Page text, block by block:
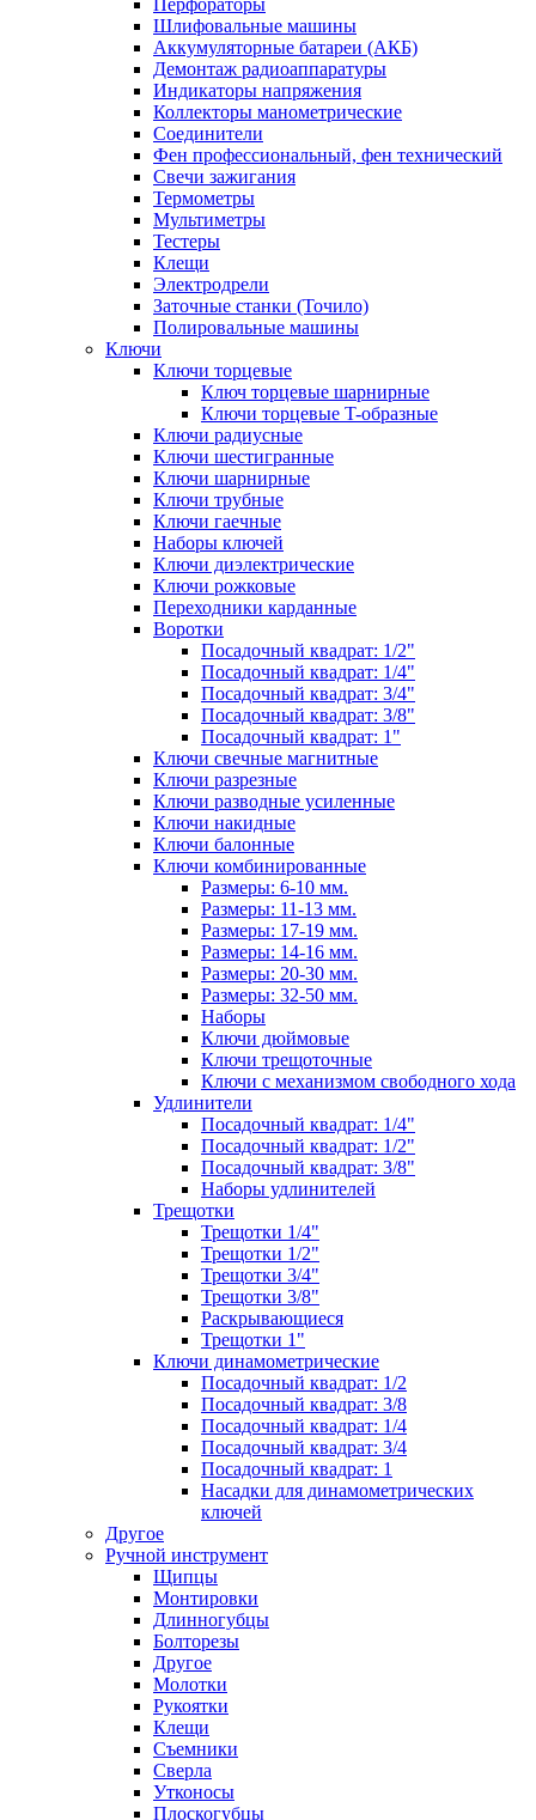
Перфораторы
Шлифовальные машины
Аккумуляторные батареи (АКБ)
Демонтаж радиоаппаратуры
Индикаторы напряжения
Коллекторы манометрические
Соединители
Фен профессиональный, фен технический
Свечи зажигания
Термометры
Мультиметры
Тестеры
Клещи
Электродрели
Заточные станки (Точило)
Полировальные машины
Ключи
Ключи торцевые
Ключ торцевые шарнирные
Ключи торцевые T-образные
Ключи радиусные
Ключи шестигранные
Ключи шарнирные
Ключи трубные
Ключи гаечные
Наборы ключей
Ключи диэлектрические
Ключи рожковые
Переходники карданные
Воротки
Посадочный квадрат: 1/2"
Посадочный квадрат: 1/4"
Посадочный квадрат: 3/4"
Посадочный квадрат: 3/8"
Посадочный квадрат: 1"
Ключи свечные магнитные
Ключи разрезные
Ключи разводные усиленные
Ключи накидные
Ключи балонные
Ключи комбинированные
Размеры: 6-10 мм.
Размеры: 11-13 мм.
Размеры: 17-19 мм.
Размеры: 14-16 мм.
Размеры: 20-30 мм.
Размеры: 32-50 мм.
Наборы
Ключи дюймовые
Ключи трещоточные
Ключи с механизмом свободного хода
Удлинители
Посадочный квадрат: 1/4"
Посадочный квадрат: 1/2"
Посадочный квадрат: 3/8"
Наборы удлинителей
Трещотки
Трещотки 1/4"
Трещотки 1/2"
Трещотки 3/4"
Трещотки 3/8"
Раскрывающиеся
Трещотки 1"
Ключи динамометрические
Посадочный квадрат: 1/2
Посадочный квадрат: 3/8
Посадочный квадрат: 1/4
Посадочный квадрат: 3/4
Посадочный квадрат: 1
Насадки для динамометрических
ключей
Другое
Ручной инструмент
Щипцы
Монтировки
Длинногубцы
Болторезы
Другое
Молотки
Рукоятки
Клещи
Съемники
Сверла
Утконосы
Плоскогубцы